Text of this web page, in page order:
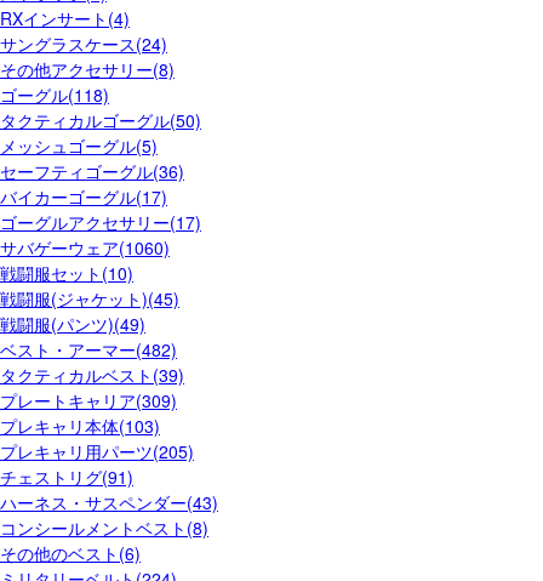
RXインサート(4)
サングラスケース(24)
その他アクセサリー(8)
ゴーグル(118)
タクティカルゴーグル(50)
メッシュゴーグル(5)
セーフティゴーグル(36)
バイカーゴーグル(17)
ゴーグルアクセサリー(17)
サバゲーウェア(1060)
戦闘服セット(10)
戦闘服(ジャケット)(45)
戦闘服(パンツ)(49)
ベスト・アーマー(482)
タクティカルベスト(39)
プレートキャリア(309)
プレキャリ本体(103)
プレキャリ用パーツ(205)
チェストリグ(91)
ハーネス・サスペンダー(43)
コンシールメントベスト(8)
その他のベスト(6)